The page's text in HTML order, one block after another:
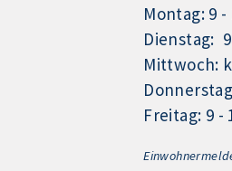
Montag: 9
Dienstag:
Mittwoch:
Freitag: 9 -